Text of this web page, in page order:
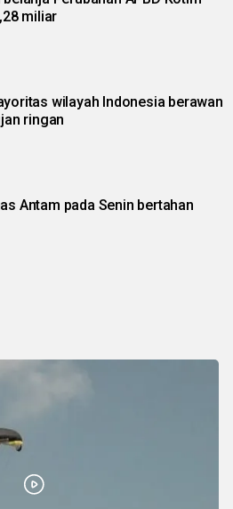
miliar
wilayah Indonesia berawan
ringan
Antam pada Senin bertahan